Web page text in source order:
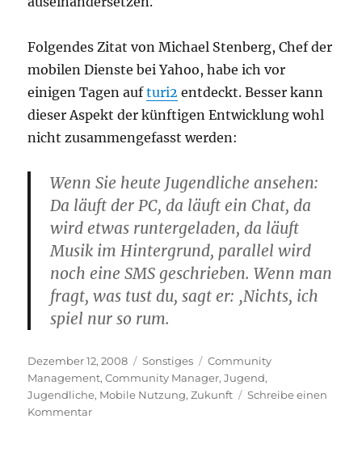
Folgendes Zitat von Michael Stenberg, Chef der
mobilen Dienste bei Yahoo, habe ich vor
einigen Tagen aufturi2 entdeckt. Besser kann
dieser Aspekt der künftigen Entwicklung wohl
nicht zusammengefasst werden:
Wenn Sie heute Jugendliche ansehen:
Da läuft der PC, da läuft ein Chat, da
wird etwas runtergeladen, da läuft
Musik im Hintergrund, parallel wird
noch eine SMS geschrieben. Wenn man
fragt, was tust du, sagt er: ‚Nichts, ich
spiel nur so rum.
Veröffentlicht
am
Dezember 12, 2008 Kategorien
Sonstiges Schlagwörter
Community
Management,Community Manager,Jugend,
Jugendliche, Mobile Nutzung,Zukunft
Schreibe einen
Kommentarzu